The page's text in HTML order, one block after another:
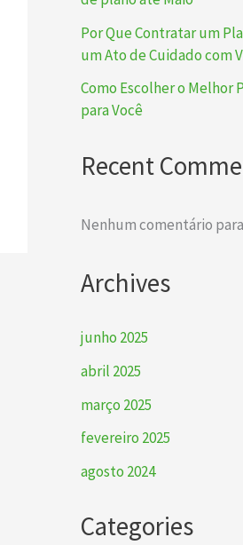
Por Que Contratar um
um Ato de Cuidado com
Como Escolher o Melhor
para Você
Recent
Nenhum comentário
Archives
junho 2025
abril 2025
março 2025
fevereiro 2025
agosto 2024
Categories